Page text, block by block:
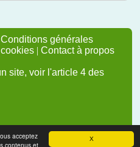
X
acceptez
contenus et
Conditions générales
| Contact à propos
site, voir l'article 4 des